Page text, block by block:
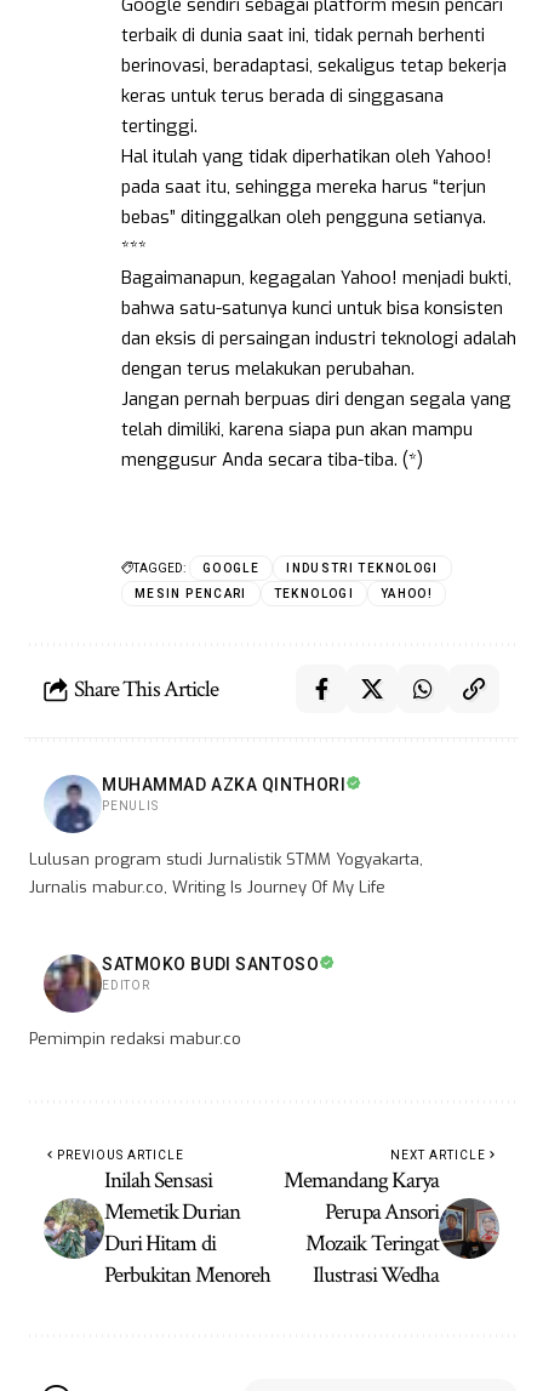
Google sendiri sebagai platform mesin pencari
terbaik di dunia saat ini, tidak pernah berhenti
berinovasi, beradaptasi, sekaligus tetap bekerja
keras untuk terus berada di singgasana
tertinggi.
Hal itulah yang tidak diperhatikan oleh Yahoo!
pada saat itu, sehingga mereka harus “terjun
bebas” ditinggalkan oleh pengguna setianya.
***
Bagaimanapun, kegagalan Yahoo! menjadi bukti,
bahwa satu-satunya kunci untuk bisa konsisten
dan eksis di persaingan industri teknologi adalah
dengan terus melakukan perubahan.
Jangan pernah berpuas diri dengan segala yang
telah dimiliki, karena siapa pun akan mampu
menggusur Anda secara tiba-tiba. (*)
TAGGED: GOOGLE
INDUSTRI TEKNOLOGI
MESIN PENCARI
TEKNOLOGI YAHOO!
Share This Article
MUHAMMAD AZKA QINTHORI
PENULIS
Lulusan program studi Jurnalistik STMM Yogyakarta,
Jurnalis mabur.co, Writing Is Journey Of My Life
SATMOKO BUDI SANTOSO
EDITOR
Pemimpin redaksi mabur.co
PREVIOUS ARTICLE
Inilah Sensasi
Memetik Durian
Duri Hitam di
Perbukitan Menoreh
NEXT ARTICLE
Memandang Karya
Perupa Ansori
Mozaik Teringat
Ilustrasi Wedha